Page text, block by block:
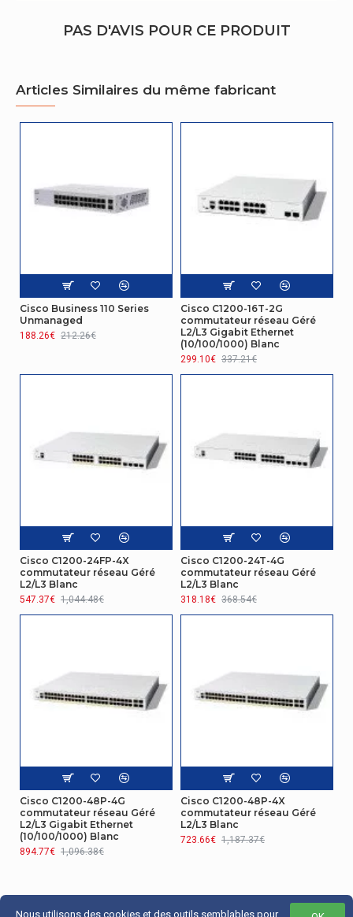
PAS D'AVIS POUR CE PRODUIT
Articles Similaires du même fabricant
Cisco Business 110 Series
Unmanaged
188.26€ 212.26€
Cisco C1200-16T-2G
commutateur réseau Géré
L2/L3 Gigabit Ethernet
(10/100/1000) Blanc
299.10€ 337.21€
Cisco C1200-24FP-4X
commutateur réseau Géré
L2/L3 Blanc
547.37€ 1,044.48€
Cisco C1200-24T-4G
commutateur réseau Géré
L2/L3 Blanc
318.18€ 368.54€
Cisco C1200-48P-4G
commutateur réseau Géré
L2/L3 Gigabit Ethernet
(10/100/1000) Blanc
894.77€ 1,096.38€
Cisco C1200-48P-4X
commutateur réseau Géré
L2/L3 Blanc
723.66€ 1,187.37€
Nous utilisons des cookies et des outils semblables pour